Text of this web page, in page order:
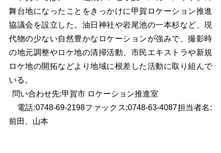
舞台地になったことをきっかけに甲賀ロケーション推進
協議会を設立した。油日神社や岩尾池の一本杉など、現
代物の少ない自然豊かなロケーションが強みで、撮影時
の地元調整やロケ地の清掃活動、市民エキストラや新規
ロケ地の開拓などより地域に根差した活動に取り組んで
いる。
問い合わせ先:甲賀市 ロケーション推進室
電話:0748-69-2198ファックス:0748-63-4087担当者名:
前田、山本